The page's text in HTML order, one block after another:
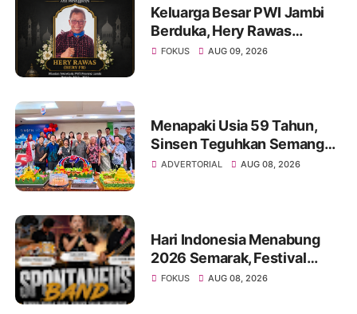
Keluarga Besar PWI Jambi
Berduka, Hery Rawas
Mantan Sekretaris PWI
FOKUS AUG 09, 2026
Menapaki Usia 59 Tahun,
Sinsen Teguhkan Semangat
“Sustainably Growing”
ADVERTORIAL AUG 08, 2026
Hari Indonesia Menabung
2026 Semarak, Festival
Band Pelajar dan Mahasiswa
FOKUS AUG 08, 2026